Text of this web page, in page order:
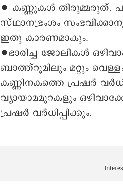
∙ കണ്ണുകൾ തിരുമ്മരുത്.
സ്ഥാനഭ്രംശം
ഇതു കാരണമാകും.
∙ഭാരിച്ച ജോലികള്‍
ബാത്ത്റൂമിലും മറ്റും
കണ്ണിനകത്തെ പ്രഷർ
വ്യായാമമുറകളും
പ്രഷർ വർധിപ്പിക്കും.